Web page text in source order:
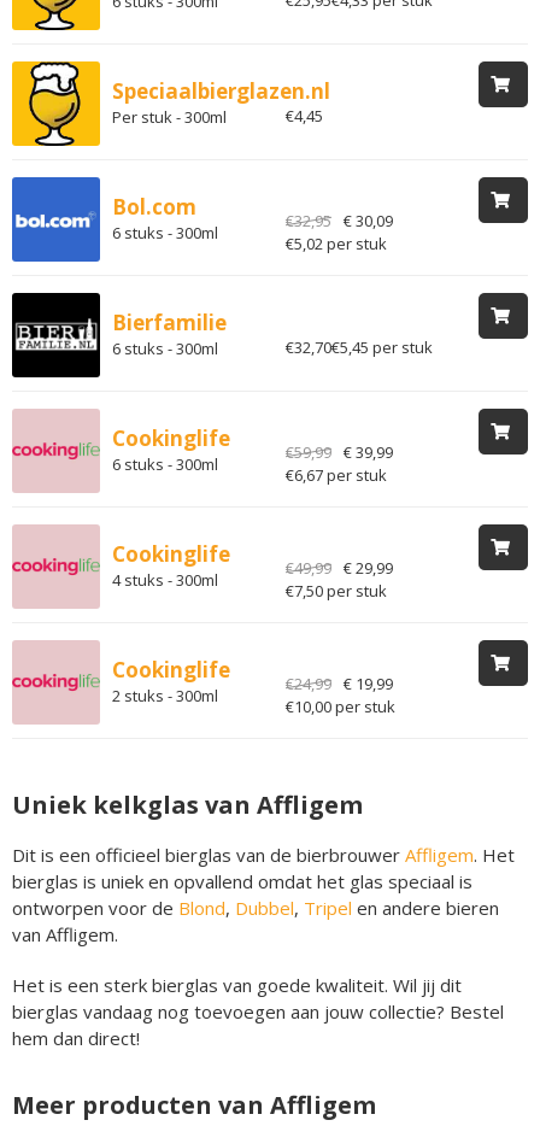
Speciaalbierglazen.nl
Per stuk - 300ml €4,45
Bol.com
6 stuks - 300ml
€32,95 € 30,09
€5,02 per stuk
Bierfamilie
6 stuks - 300ml €32,70€5,45 per stuk
Cookinglife
6 stuks - 300ml
€59,99 € 39,99
€6,67 per stuk
Cookinglife
4 stuks - 300ml
€49,99 € 29,99
€7,50 per stuk
Cookinglife
2 stuks - 300ml
€24,99 € 19,99
€10,00 per stuk
Uniek kelkglas van Affligem
Dit is een officieel bierglas van de bierbrouwer Affligem. Het
bierglas is uniek en opvallend omdat het glas speciaal is
ontworpen voor de Blond, Dubbel, Tripel en andere bieren
van Affligem.
Het is een sterk bierglas van goede kwaliteit. Wil jij dit
bierglas vandaag nog toevoegen aan jouw collectie? Bestel
hem dan direct!
Meer producten van Affligem